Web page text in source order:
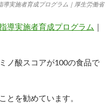
実施者育成プログラム｜厚生労働省
導実施者育成プログラム ｜
ノ酸スコアが100の食品で
とを勧めています。